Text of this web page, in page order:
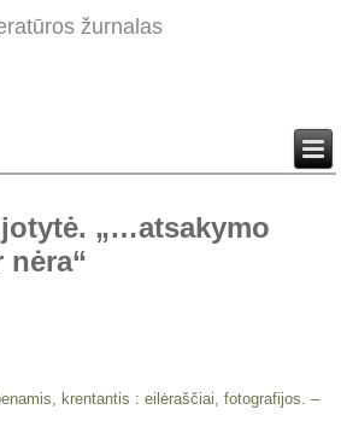
žurnalas
„…atsakymo
krentantis : eilėraščiai, fotografijos. –